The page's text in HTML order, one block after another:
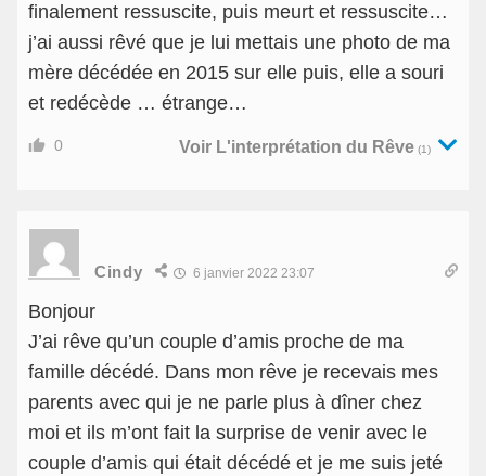
finalement ressuscite, puis meurt et ressuscite…
j’ai aussi rêvé que je lui mettais une photo de ma
mère décédée en 2015 sur elle puis, elle a souri
et redécède … étrange…
0 Voir L'interprétation du Rêve (1)
Cindy 6 janvier 2022 23:07
Bonjour
J’ai rêve qu’un couple d’amis proche de ma
famille décédé. Dans mon rêve je recevais mes
parents avec qui je ne parle plus à dîner chez
moi et ils m’ont fait la surprise de venir avec le
couple d’amis qui était décédé et je me suis jeté